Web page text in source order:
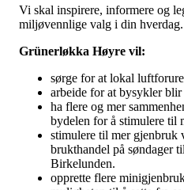
Vi skal inspirere, informere og
miljøvennlige valg i din hverdag.
Grünerløkka Høyre vil:
sørge for at lokal
arbeide for at bysykler
ha flere og mer
bydelen for å stimulere til
stimulere til mer gjenbruk
brukthandel på søndager
Birkelunden.
opprette flere